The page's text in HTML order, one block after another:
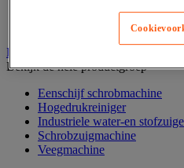
Insecticide voor kruipende
Insecticide voor vliegende
Reinigingsmachine
Bekijk de hele productgroep
Eenschijf schrobmachine
Hogedrukreiniger
Industriele water-en
Schrobzuigmachine
Veegmachine